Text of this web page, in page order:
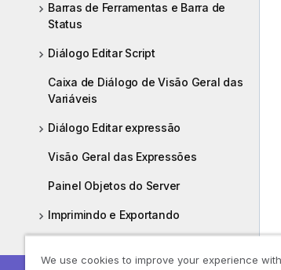
Barras de Ferramentas e Barra de
Status
Diálogo Editar Script
Caixa de Diálogo de Visão Geral das
Variáveis
Diálogo Editar expressão
Visão Geral das Expressões
Painel Objetos do Server
Imprimindo e Exportando
We use cookies to improve your experience